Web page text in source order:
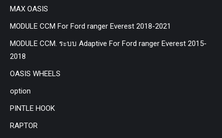
MAX OASIS
MODULE CCM For Ford ranger Everest 2018-2021
MODULE CCM. ระบบ Adaptive For Ford ranger Everest 2015-
2018
OASIS WHEELS
option
PINTLE HOOK
RAPTOR